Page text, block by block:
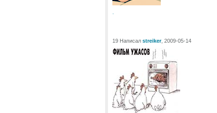
19 Написал streiker, 2009-05-14